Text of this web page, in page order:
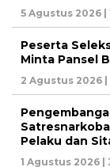
5 Agustus 2026 |
Peserta
Minta Pansel
2 Agustus 2026 |
Pelaku dan
1 Agustus 2026 |